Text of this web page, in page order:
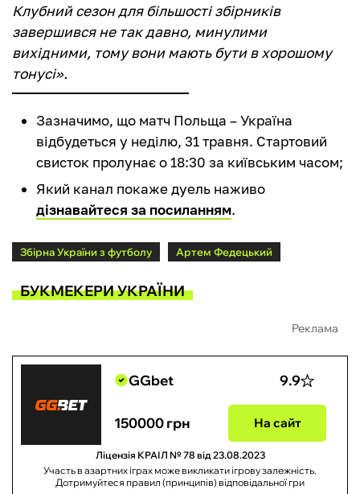
Клубний сезон для більшості збірників
завершився не так давно, минулими
вихідними, тому вони мають бути в хорошому
тонусі».
Зазначимо, що матч Польща – Україна
відбудеться у неділю, 31 травня. Стартовий
свисток пролунає о 18:30 за київським часом;
Який канал покаже дуель наживо
дізнавайтеся за посиланням.
Збірна України з футболу Артем Федецький
БУКМЕКЕРИ УКРАЇНИ
Реклама
GGbet 9.9
150000 грн На сайт
Ліцензія КРАІЛ № 78 від 23.08.2023
Участь в азартних іграх може викликати ігрову залежність.
Дотримуйтеся правил (принципів) відповідальної гри